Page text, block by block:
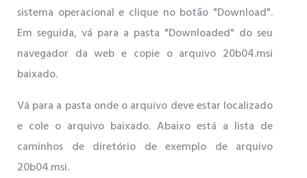
sistema operacional e clique no botão "Download".
Em seguida, vá para a pasta "Downloaded" do seu
navegador da web e copie o arquivo 20b04.msi
baixado.
Vá para a pasta onde o arquivo deve estar localizado
e cole o arquivo baixado. Abaixo está a lista de
caminhos de diretório de exemplo de arquivo
20b04.msi.